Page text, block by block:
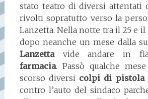
stato teatro di diversi attentati
rivolti sopratutto verso la
Lanzetta. Nella notte tra il 25 e il
dopo neanche un mese dalla
Lanzettavide andare in
farmacia. Passò qualche
scorso diversi colpi di pistola
contro l’auto del sindaco